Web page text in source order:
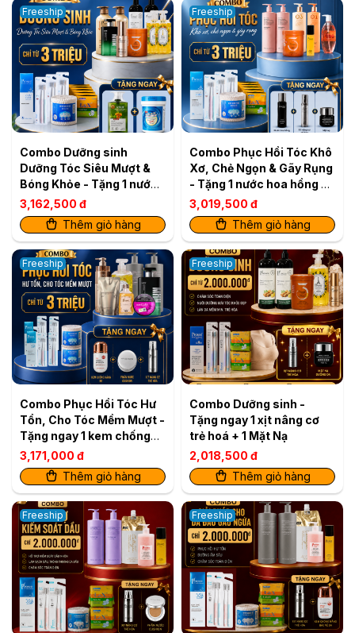
Freeship
Combo Dưỡng sinh
Dưỡng Tóc Siêu Mượt &
Bóng Khỏe - Tặng 1 nước
rửa đa năng + 1 nước giặt
đa năng
3,162,500 đ
Thêm giỏ hàng
Freeship
Combo Phục Hồi Tóc Khô
Xơ, Chẻ Ngọn & Gãy Rụng
- Tặng 1 nước hoa hồng +
1 Xịt nâng cơ trẻ hoá + 1
mặt nạ
3,019,500 đ
Thêm giỏ hàng
Freeship
Combo Phục Hồi Tóc Hư
Tổn, Cho Tóc Mềm Mượt -
Tặng ngay 1 kem chống
nắng BB + 1 hộp phấn
nước Cushion + 1 Xịt nâng
cơ trẻ hoá
3,171,000 đ
Thêm giỏ hàng
Freeship
Combo Dưỡng sinh -
Tặng ngay 1 xịt nâng cơ
trẻ hoá + 1 Mặt Nạ
2,018,500 đ
Thêm giỏ hàng
Freeship Freeship